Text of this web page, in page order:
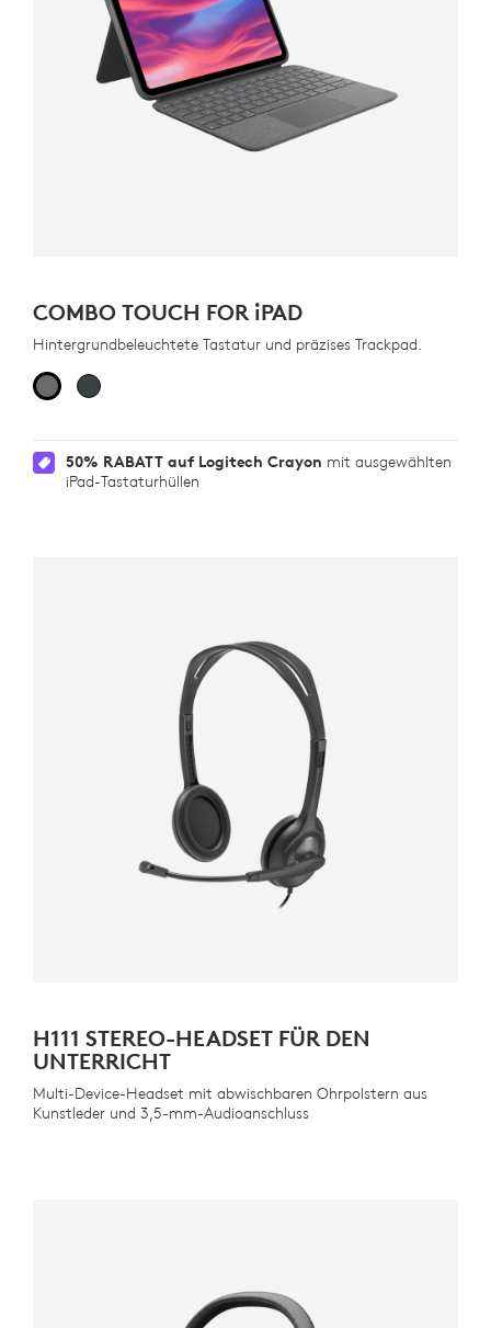
COMBO TOUCH FOR iPAD
Hintergrundbeleuchtete Tastatur und präzises Trackpad.
50% RABATT auf Logitech Crayon mit ausgewählten
iPad-Tastaturhüllen
H111 STEREO-HEADSET FÜR DEN
UNTERRICHT
Multi-Device-Headset mit abwischbaren Ohrpolstern aus
Kunstleder und 3,5-mm-Audioanschluss